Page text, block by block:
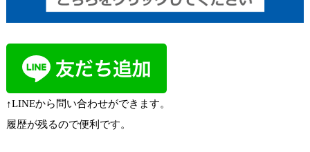
↑LINEから問い合わせができます。
履歴が残るので便利です。